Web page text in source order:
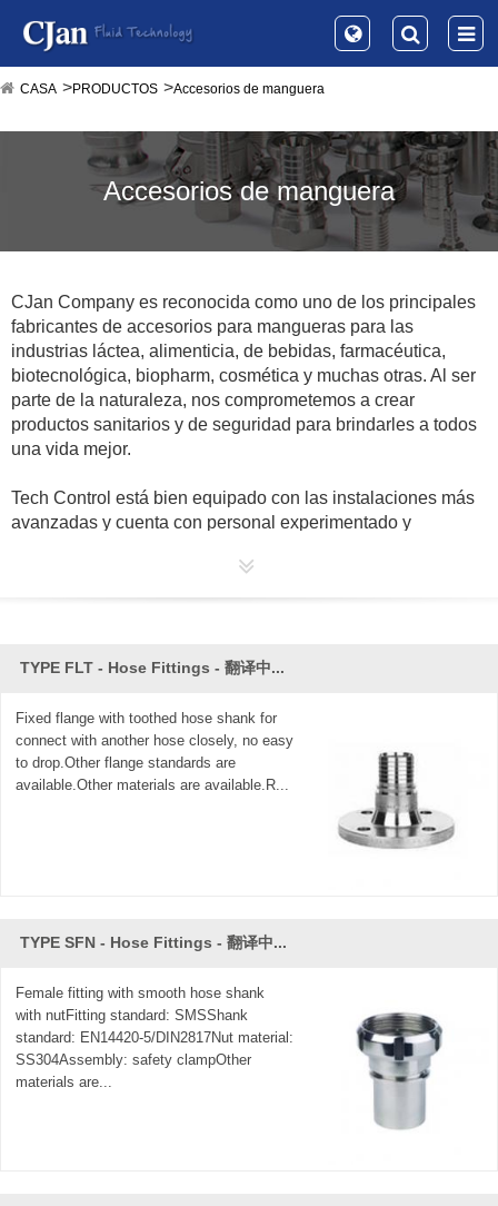
CASA PRODUCTOS Accesorios de manguera
Accesorios de manguera
CJan Company es reconocida como uno de los principales
fabricantes de accesorios para mangueras para las
industrias láctea, alimenticia, de bebidas, farmacéutica,
biotecnológica, biopharm, cosmética y muchas otras. Al ser
parte de la naturaleza, nos comprometemos a crear
productos sanitarios y de seguridad para brindarles a todos
una vida mejor.
Tech Control está bien equipado con las instalaciones más
avanzadas y cuenta con personal experimentado y
Estamos felices y orgullosos de que nuestro éxito no se
estricta en cada fase de producción. Con tal experiencia
requisitos para compartir con los clientes: más seguridad,
menor costo, mayor calidad, larga vida útil y mejor
eficiencia.
acero inoxidable
Tech Control se produce bajo el más estricto control de
metalúrgicas y las rígidas dimensiones son favorecidas por
línea completa de accesorios estándar y especiales, para
que los procesadores tengan varios tipos de opciones, los
estilos de conexión incluyen Butt Weld, Expanding y Hose
Adaptor, los catálogos de productos están disponibles a
pedido.
TYPE FLT - Hose Fittings - 翻译中...
Fixed flange with toothed hose shank for
connect with another hose closely, no easy
to drop.Other flange standards are
available.Other materials are available.R...
TYPE SFN - Hose Fittings - 翻译中...
Female fitting with smooth hose shank
with nutFitting standard: SMSShank
standard: EN14420-5/DIN2817Nut material:
SS304Assembly: safety clampOther
materials are...